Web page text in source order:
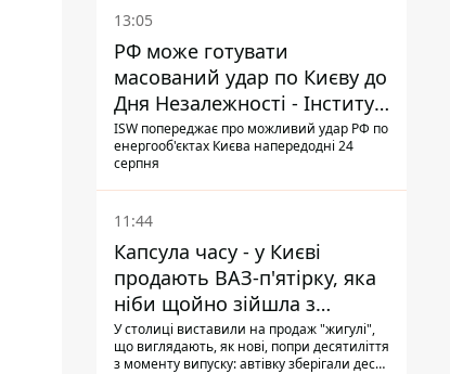
13:05
РФ може готувати
масований удар по Києву до
Дня Незалежності - Інститут
вивчення війни
ISW попереджає про можливий удар РФ по
енергооб'єктах Києва напередодні 24
серпня
11:44
Капсула часу - у Києві
продають ВАЗ-п'ятірку, яка
ніби щойно зійшла з
конвейєра
У столиці виставили на продаж "жигулі",
що виглядають, як нові, попри десятиліття
з моменту випуску: автівку зберігали десь